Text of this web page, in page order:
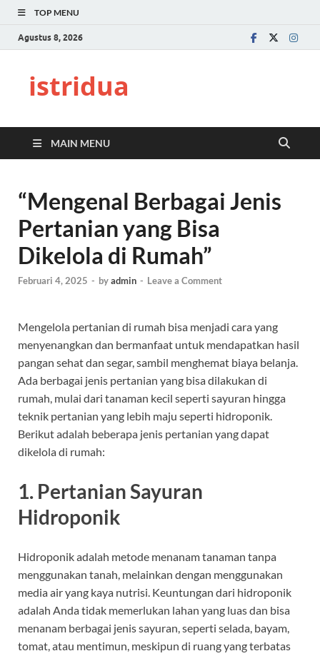
TOP MENU
Agustus 8, 2026
istridua
MAIN MENU
“Mengenal Berbagai Jenis
Pertanian yang Bisa
Dikelola di Rumah”
Februari 4, 2025 - byadmin - Leave a Comment
Mengelola pertanian di rumah bisa menjadi cara yang
menyenangkan dan bermanfaat untuk mendapatkan hasil
pangan sehat dan segar, sambil menghemat biaya belanja.
Ada berbagai jenis pertanian yang bisa dilakukan di
rumah, mulai dari tanaman kecil seperti sayuran hingga
teknik pertanian yang lebih maju seperti hidroponik.
Berikut adalah beberapa jenis pertanian yang dapat
dikelola di rumah:
1. Pertanian Sayuran
Hidroponik
Hidroponik adalah metode menanam tanaman tanpa
menggunakan tanah, melainkan dengan menggunakan
media air yang kaya nutrisi. Keuntungan dari hidroponik
adalah Anda tidak memerlukan lahan yang luas dan bisa
menanam berbagai jenis sayuran, seperti selada, bayam,
tomat, atau mentimun, meskipun di ruang yang terbatas